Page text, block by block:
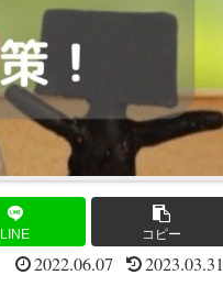
LINE コピー
2022.06.07 2023.03.31